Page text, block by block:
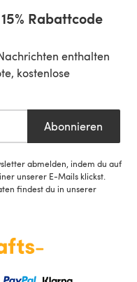
Rabattcode
enthalten
kostenlose
Abonnieren
abmelden, indem du auf
unserer E-Mails klickst.
findest du in unserer